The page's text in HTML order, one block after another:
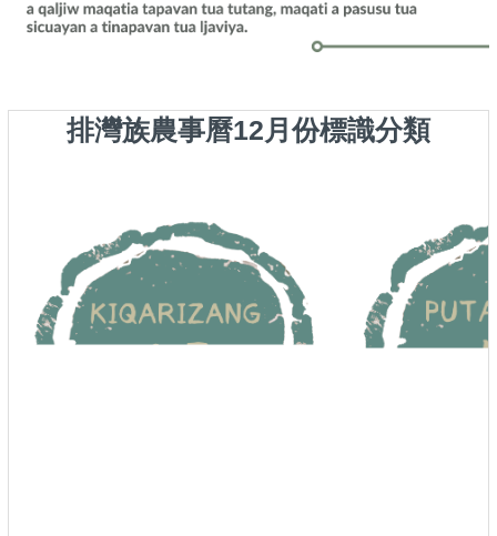
排灣族農事曆12月份標識分類